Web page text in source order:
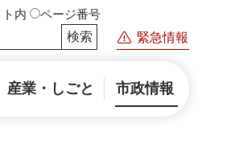
内 ページ番号
緊急情報
産業・しごと 市政情報